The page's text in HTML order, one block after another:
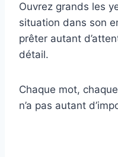
Ouvrez grands les
situation dans son
prêter autant
détail.
Chaque mot,
n’a pas autant